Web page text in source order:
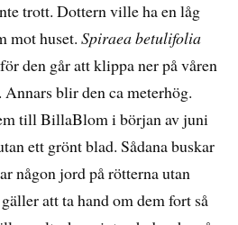
trott. Dottern ville ha en låg
mot huset.Spiraea betulifolia
den går att klippa ner på våren
blir den ca meterhög.
till BillaBlom i början av juni
ett grönt blad. Sådana buskar
någon jord på rötterna utan
att ta hand om dem fort så